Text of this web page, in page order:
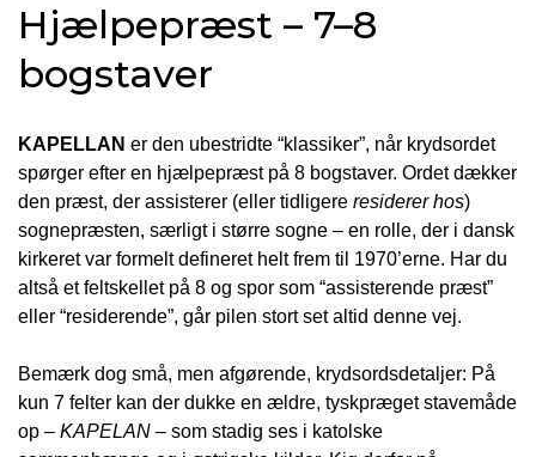
Hjælpepræst – 7–8
bogstaver
KAPELLAN er den ubestridte “klassiker”, når krydsordet
spørger efter en hjælpepræst på 8 bogstaver. Ordet dækker
den præst, der assisterer (eller tidligere residerer hos)
sognepræsten, særligt i større sogne – en rolle, der i dansk
kirkeret var formelt defineret helt frem til 1970’erne. Har du
altså et feltskellet på 8 og spor som “assisterende præst”
eller “residerende”, går pilen stort set altid denne vej.
Bemærk dog små, men afgørende, krydsordsdetaljer: På
kun 7 felter kan der dukke en ældre, tyskpræget stavemåde
op – KAPELAN – som stadig ses i katolske